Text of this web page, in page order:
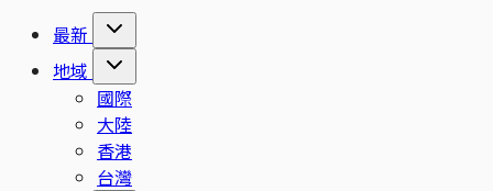
最新
地域
國際
大陸
香港
台灣